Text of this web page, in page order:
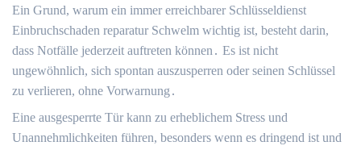
Ein Grund, warum ein immer erreichbarer Schlüsseldienst
Einbruchschaden reparatur Schwelm wichtig ist, besteht darin,
dass Notfälle jederzeit auftreten können․ Es ist nicht
ungewöhnlich, sich spontan auszusperren oder seinen Schlüssel
zu verlieren, ohne Vorwarnung․
Eine ausgesperrte Tür kann zu erheblichem Stress und
Unannehmlichkeiten führen, besonders wenn es dringend ist und